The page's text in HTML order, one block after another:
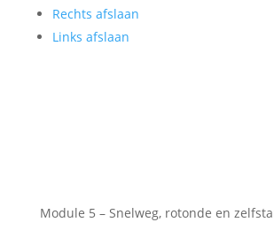
Rechts afslaan
Links afslaan
Module 5 – Snelweg, rotonde en